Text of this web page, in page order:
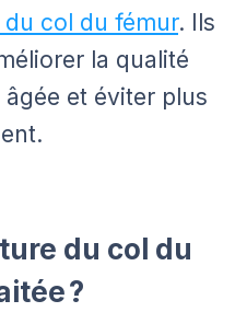
col du fémur. Ils
la qualité
et éviter plus
du col du
?